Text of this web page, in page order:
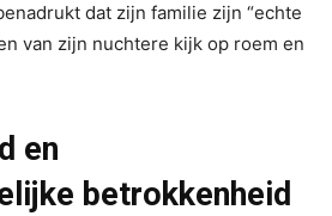
dat zijn familie zijn “echte
van zijn nuchtere kijk op roem en
en
betrokkenheid